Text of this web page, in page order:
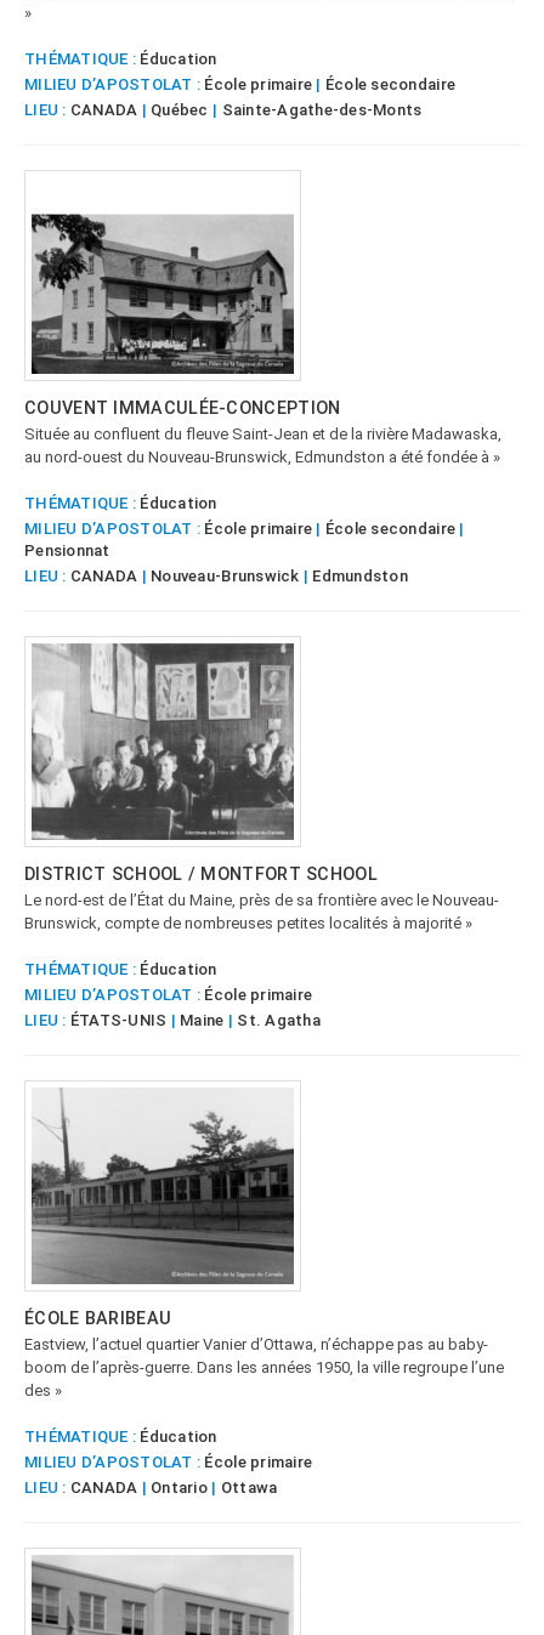
»
THÉMATIQUE : Éducation
MILIEU D’APOSTOLAT : École primaire | École secondaire
LIEU : CANADA | Québec | Sainte-Agathe-des-Monts
COUVENT IMMACULÉE-CONCEPTION
Située au confluent du fleuve Saint-Jean et de la rivière Madawaska,
au nord-ouest du Nouveau-Brunswick, Edmundston a été fondée à »
THÉMATIQUE : Éducation
MILIEU D’APOSTOLAT : École primaire | École secondaire |
Pensionnat
LIEU : CANADA | Nouveau-Brunswick | Edmundston
DISTRICT SCHOOL / MONTFORT SCHOOL
Le nord-est de l’État du Maine, près de sa frontière avec le Nouveau-
Brunswick, compte de nombreuses petites localités à majorité »
THÉMATIQUE : Éducation
MILIEU D’APOSTOLAT : École primaire
LIEU : ÉTATS-UNIS | Maine | St. Agatha
ÉCOLE BARIBEAU
Eastview, l’actuel quartier Vanier d’Ottawa, n’échappe pas au baby-
boom de l’après-guerre. Dans les années 1950, la ville regroupe l’une
des »
THÉMATIQUE : Éducation
MILIEU D’APOSTOLAT : École primaire
LIEU : CANADA | Ontario | Ottawa